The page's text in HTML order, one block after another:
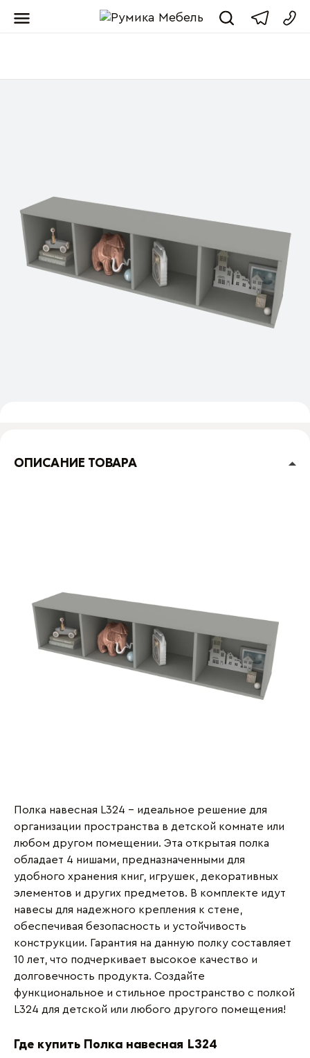
Мебель от
ОПИСАНИЕ ТОВАРА
Полка навесная L324 - идеальное решение для
организации пространства в детской комнате или
любом другом помещении. Эта открытая полка
обладает 4 нишами, предназначенными для
удобного хранения книг, игрушек, декоративных
элементов и других предметов. В комплекте идут
навесы для надежного крепления к стене,
обеспечивая безопасность и устойчивость
конструкции. Гарантия на данную полку составляет
10 лет, что подчеркивает высокое качество и
долговечность продукта. Создайте
функциональное и стильное пространство с полкой
L324 для детской или любого другого помещения!
Где купить Полка навесная L324